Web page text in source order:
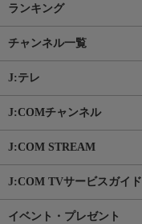
ランキング
チャンネル一覧
J:テレ
J:COMチャンネル
J:COM STREAM
J:COM TVサービスガイド
イベント・プレゼント